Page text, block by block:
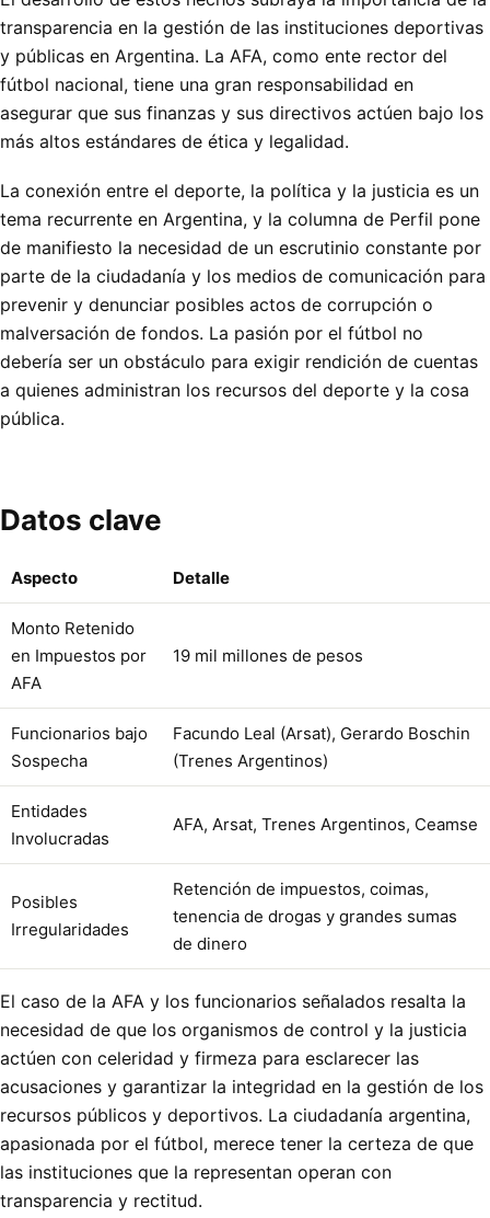
transparencia en la gestión de las instituciones deportivas
y públicas en Argentina. La AFA, como ente rector del
fútbol nacional, tiene una gran responsabilidad en
asegurar que sus finanzas y sus directivos actúen bajo los
más altos estándares de ética y legalidad.
La conexión entre el deporte, la política y la justicia es un
tema recurrente en Argentina, y la columna de Perfil pone
de manifiesto la necesidad de un escrutinio constante por
parte de la ciudadanía y los medios de comunicación para
prevenir y denunciar posibles actos de corrupción o
malversación de fondos. La pasión por el fútbol no
debería ser un obstáculo para exigir rendición de cuentas
a quienes administran los recursos del deporte y la cosa
pública.
Datos clave
Aspecto Detalle
Monto Retenido
en Impuestos por
AFA
19 mil millones de pesos
Funcionarios bajo
Sospecha
Facundo Leal (Arsat), Gerardo Boschin
(Trenes Argentinos)
Entidades
Involucradas
AFA, Arsat, Trenes Argentinos, Ceamse
Posibles
Irregularidades
Retención de impuestos, coimas,
tenencia de drogas y grandes sumas
de dinero
El caso de la AFA y los funcionarios señalados resalta la
necesidad de que los organismos de control y la justicia
actúen con celeridad y firmeza para esclarecer las
acusaciones y garantizar la integridad en la gestión de los
recursos públicos y deportivos. La ciudadanía argentina,
apasionada por el fútbol, merece tener la certeza de que
las instituciones que la representan operan con
transparencia y rectitud.